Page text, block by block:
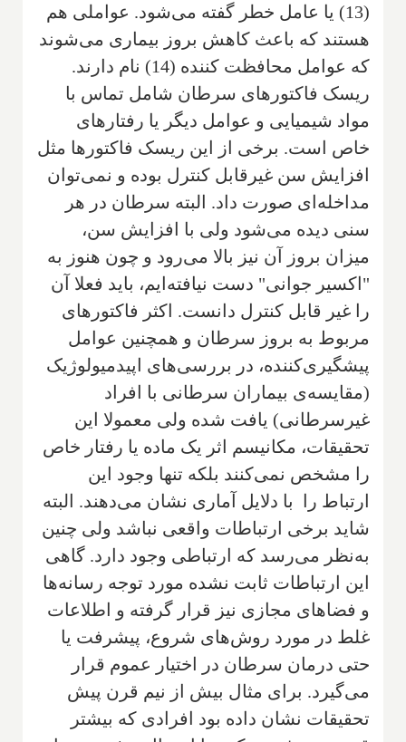
(13) یا عامل خطر گفته می‌شود. عواملی هم
هستند که باعث کاهش بروز بیماری می‌شوند
که عوامل محافظت کننده (14) نام دارند.
ریسک فاکتورهای سرطان شامل تماس با
مواد شیمیایی و عوامل دیگر یا رفتارهای
خاص است. برخی از این ریسک فاکتورها مثل
افزایش سن غیرقابل کنترل بوده و نمی‌توان
مداخله‌ای صورت داد. البته سرطان در هر
سنی دیده می‌شود ولی با افزایش سن،
میزان بروز آن نیز بالا می‌رود و چون هنوز به
"اکسیر جوانی" دست نیافته‌ایم، باید فعلا آن
را غیر قابل کنترل دانست. اکثر فاکتورهای
مربوط به بروز سرطان و همچنین عوامل
پیشگیری‌کننده، در بررسی‌های اپیدمیولوژیک
(مقایسه‌ی بیماران سرطانی با افراد
غیرسرطانی) یافت شده ولی معمولا این
تحقیقات، مکانیسم اثر یک ماده یا رفتار خاص
را مشخص نمی‌کنند بلکه تنها وجود این
ارتباط را با دلایل آماری نشان می‌دهند. البته
شاید برخی ارتباطات واقعی نباشد ولی چنین
به‌نظر می‌رسد که ارتباطی وجود دارد. گاهی
این ارتباطات ثابت نشده مورد توجه رسانه‌ها
و فضاهای مجازی نیز قرار گرفته و اطلاعات
غلط در مورد روش‌های شروع، پیشرفت یا
حتی درمان سرطان در اختیار عموم قرار
می‌گیرد. برای مثال بیش از نیم قرن پیش
تحقیقات نشان داده بود افرادی که بیشتر